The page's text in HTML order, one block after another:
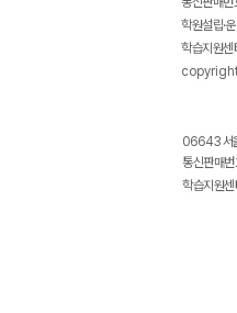
학원설립·
학습지원
06643 서
통신판매
학습지원